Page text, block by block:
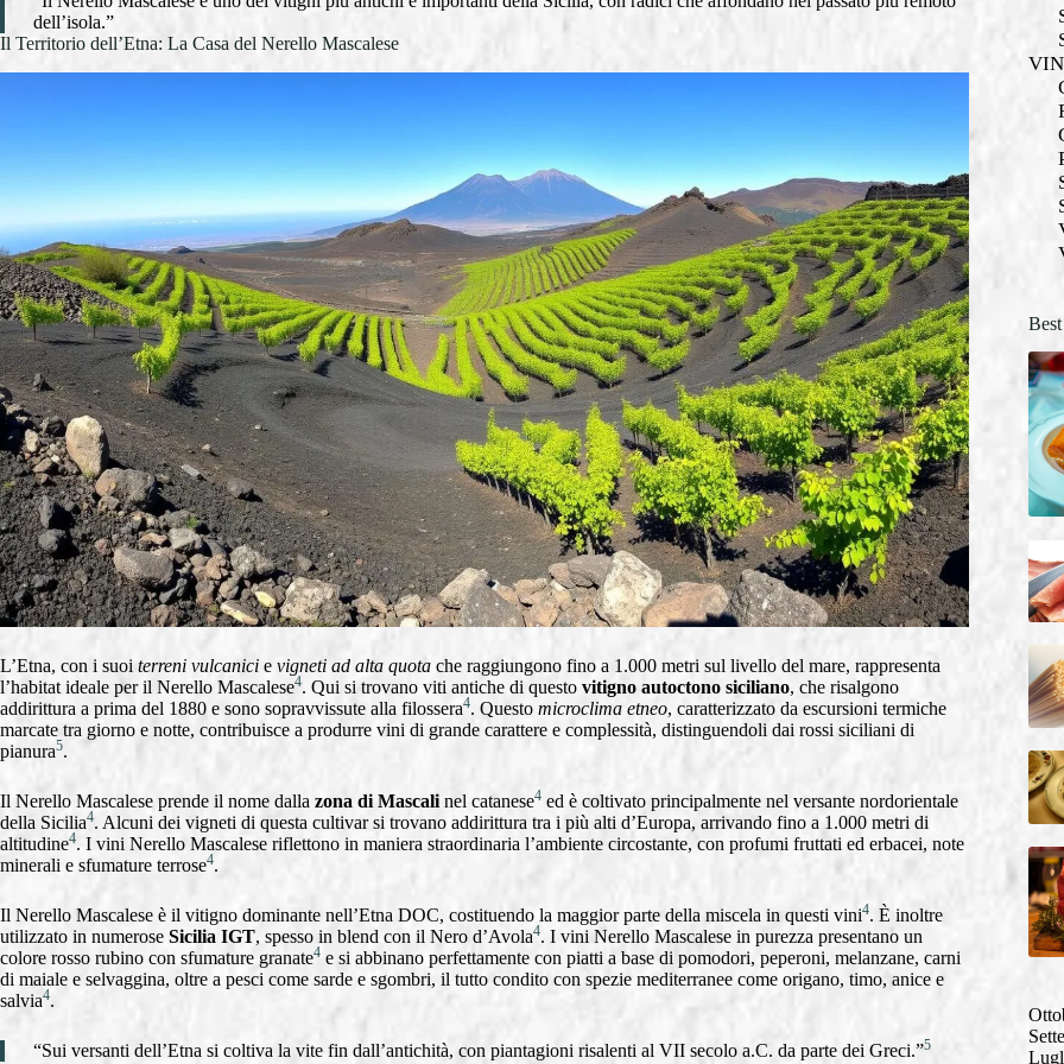
dell’isola.”
Il Territorio dell’Etna: La Casa del Nerello Mascalese
L’Etna, con i suoi terreni vulcanici e vigneti ad alta quota che raggiungono fino a 1.000 metri sul livello del mare, rappresenta
l’habitat ideale per il Nerello Mascalese4. Qui si trovano viti antiche di questo vitigno autoctono siciliano, che risalgono
addirittura a prima del 1880 e sono sopravvissute alla filossera4. Questo microclima etneo, caratterizzato da escursioni termiche
marcate tra giorno e notte, contribuisce a produrre vini di grande carattere e complessità, distinguendoli dai rossi siciliani di
pianura5.
Il Nerello Mascalese prende il nome dalla zona di Mascali nel catanese4 ed è coltivato principalmente nel versante nordorientale
della Sicilia4. Alcuni dei vigneti di questa cultivar si trovano addirittura tra i più alti d’Europa, arrivando fino a 1.000 metri di
altitudine4. I vini Nerello Mascalese riflettono in maniera straordinaria l’ambiente circostante, con profumi fruttati ed erbacei, note
minerali e sfumature terrose4.
Il Nerello Mascalese è il vitigno dominante nell’Etna DOC, costituendo la maggior parte della miscela in questi vini4. È inoltre
utilizzato in numerose Sicilia IGT, spesso in blend con il Nero d’Avola4. I vini Nerello Mascalese in purezza presentano un
colore rosso rubino con sfumature granate4 e si abbinano perfettamente con piatti a base di pomodori, peperoni, melanzane, carni
di maiale e selvaggina, oltre a pesci come sarde e sgombri, il tutto condito con spezie mediterranee come origano, timo, anice e
salvia4.
“Sui versanti dell’Etna si coltiva la vite fin dall’antichità, con piantagioni risalenti al VII secolo a.C. da parte dei Greci.”5